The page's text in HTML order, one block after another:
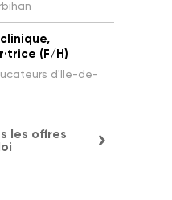
(F/H)
d'Ile-de-
les offres